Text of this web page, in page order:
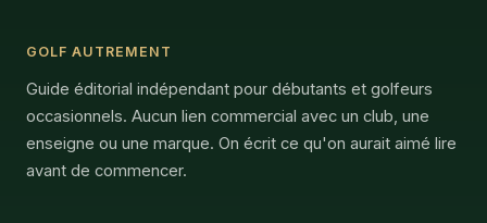
GOLF AUTREMENT
Guide éditorial indépendant pour débutants et golfeurs
occasionnels. Aucun lien commercial avec un club, une
enseigne ou une marque. On écrit ce qu'on aurait aimé lire
avant de commencer.